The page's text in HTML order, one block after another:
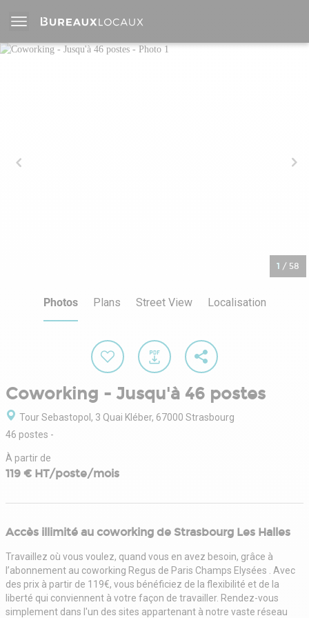
1 / 58
Photos Plans Street View Localisation
Coworking - Jusqu'à 46 postes
Tour Sebastopol, 3 Quai Kléber, 67000 Strasbourg
46 postes -
À partir de
119 € HT/poste/mois
Accès illimité au coworking de Strasbourg Les Halles
Travaillez où vous voulez, quand vous en avez besoin, grâce à
l’abonnement au coworking Regus de Paris Champs Elysées . Avec
des prix à partir de 119€, vous bénéficiez de la flexibilité et de la
liberté qui conviennent à votre façon de travailler. Rendez-vous
simplement dans l'un des sites appartenant à notre vaste réseau